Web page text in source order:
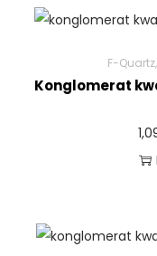
F-Quartz,
Konglomerat